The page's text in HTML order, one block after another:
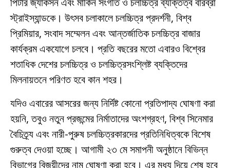
স্ট্রাইস্যান্ডকে। উৎসব চলাকালে চলচ্চিত্র প্রদর্শনী, বিশ্ব
প্রিমিয়ার, সংবাদ সম্মেলন এবং আন্তর্জাতিক চলচ্চিত্র বাজার
কার্যক্রম একযোগে চলবে। প্রতি বছরের মতো এবারও বিশ্বের
শতাধিক দেশের চলচ্চিত্র ও চলচ্চিত্রসংশ্লিষ্ট ব্যক্তিদের
মিলনায়তনে পরিণত হবে কান শহর।
যদিও এবারের আসরের জন্য নির্দিষ্ট কোনো প্রতিপাদ্য ঘোষণা করা
হয়নি, তবুও নতুন প্রজন্মের নির্মাতাদের অংশগ্রহণ, বিশ্ব সিনেমার
বৈচিত্র্য এবং নারী-পুরুষ চলচ্চিত্রকারদের প্রতিনিধিত্বকে বিশেষ
গুরুত্ব দেওয়া হচ্ছে। আগামী ২৩ মে সমাপনী অনুষ্ঠানে বিভিন্ন
বিভাগের বিজয়ীদের নাম ঘোষণা করা হবে। এর মধ্য দিয়ে শেষ হবে